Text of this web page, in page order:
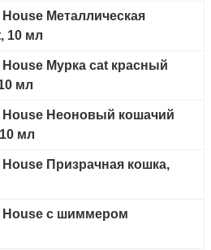
House Металлическая
10 мл
House Мурка cat красный
мл
House Неоновый кошачий
мл
House Призрачная кошка,
House с шиммером